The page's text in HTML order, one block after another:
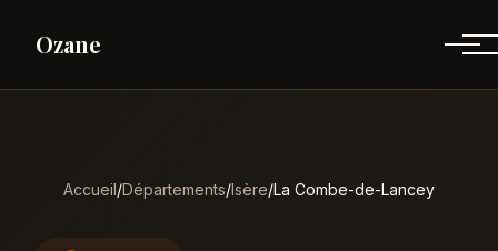
Ozane
Accueil/Départements/Isère/La Combe-de-Lancey